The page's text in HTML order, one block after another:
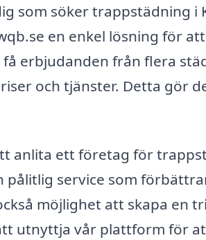
som söker trappstädning
en enkel lösning för
erbjudanden från flera
och tjänster. Detta gör
anlita ett företag för
pålitlig service som
möjlighet att skapa en
utnyttja vår plattform för